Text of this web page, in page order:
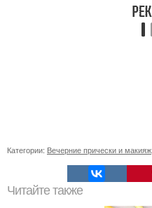
Категории: Вечерние прически и макияж
Читайте также